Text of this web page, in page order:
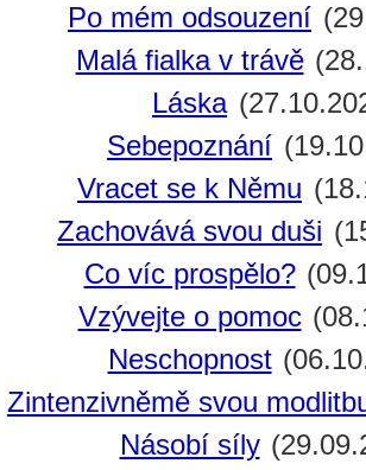
Po mém odsouzení
Malá fialka v trávě
Láska
Sebepoznání
Vracet se k Němu
Zachovává svou duši
Co víc prospělo?
Vzývejte o pomoc
Neschopnost
Zintenzivněmě svou
Násobí síly